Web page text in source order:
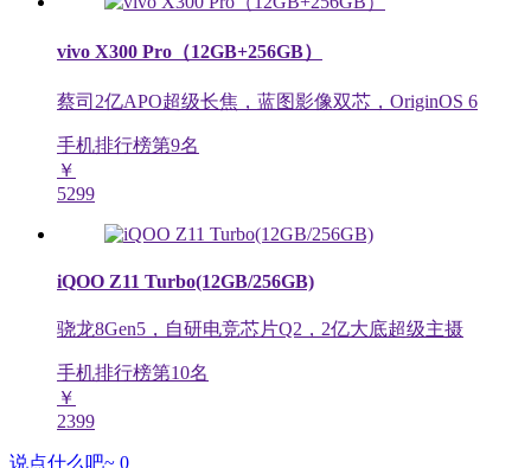
vivo X300 Pro（12GB+256GB）
蔡司2亿APO超级长焦，蓝图影像双芯，OriginOS 6
手机排行榜第9名
￥
5299
iQOO Z11 Turbo(12GB/256GB)
骁龙8Gen5，自研电竞芯片Q2，2亿大底超级主摄
手机排行榜第10名
￥
2399
说点什么吧~ 0